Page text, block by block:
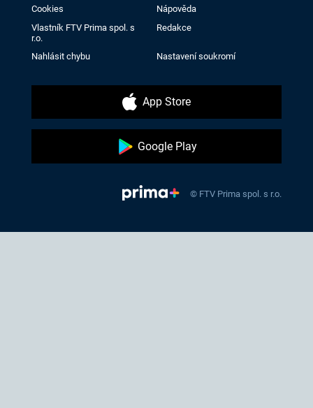
Cookies
Nápověda
Vlastník FTV Prima spol. s
r.o.
Redakce
Nahlásit chybu Nastavení soukromí
App Store
Google Play
© FTV Prima spol. s r.o.